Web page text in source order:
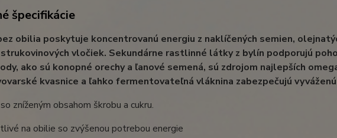
špecifikácie
obilia poskytuje koncentrovanú energiu z naklíčených semien,
strukovinových vločiek. Sekundárne rastlinné látky z bylín podporujú
ako sú konopné orechy a ľanové semená, sú zdrojom najlepších
kvasnice a ľahko fermentovateľná vláknina zabezpečujú
zníženým obsahom škrobu a cukru.
na obilie so zvýšenou potrebou energie